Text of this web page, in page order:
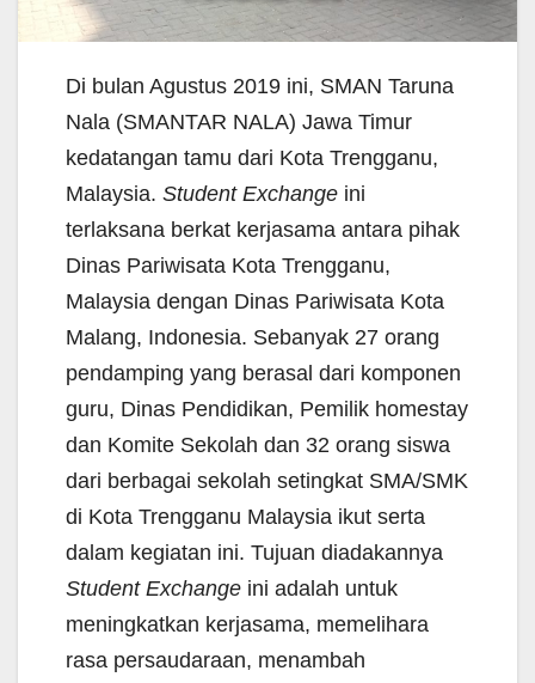
Di bulan Agustus 2019 ini, SMAN Taruna
Nala (SMANTAR NALA) Jawa Timur
kedatangan tamu dari Kota Trengganu,
Malaysia. Student Exchange ini
terlaksana berkat kerjasama antara pihak
Dinas Pariwisata Kota Trengganu,
Malaysia dengan Dinas Pariwisata Kota
Malang, Indonesia. Sebanyak 27 orang
pendamping yang berasal dari komponen
guru, Dinas Pendidikan, Pemilik homestay
dan Komite Sekolah dan 32 orang siswa
dari berbagai sekolah setingkat SMA/SMK
di Kota Trengganu Malaysia ikut serta
dalam kegiatan ini. Tujuan diadakannya
Student Exchange ini adalah untuk
meningkatkan kerjasama, memelihara
rasa persaudaraan, menambah